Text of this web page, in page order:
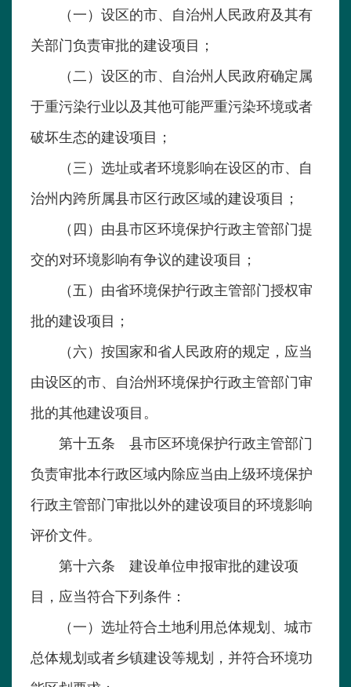
（一）设区的市、自治州人民政府及其有
关部门负责审批的建设项目；
（二）设区的市、自治州人民政府确定属
于重污染行业以及其他可能严重污染环境或者
破坏生态的建设项目；
（三）选址或者环境影响在设区的市、自
治州内跨所属县市区行政区域的建设项目；
（四）由县市区环境保护行政主管部门提
交的对环境影响有争议的建设项目；
（五）由省环境保护行政主管部门授权审
批的建设项目；
（六）按国家和省人民政府的规定，应当
由设区的市、自治州环境保护行政主管部门审
批的其他建设项目。
第十五条 县市区环境保护行政主管部门
负责审批本行政区域内除应当由上级环境保护
行政主管部门审批以外的建设项目的环境影响
评价文件。
第十六条 建设单位申报审批的建设项
目，应当符合下列条件：
（一）选址符合土地利用总体规划、城市
总体规划或者乡镇建设等规划，并符合环境功